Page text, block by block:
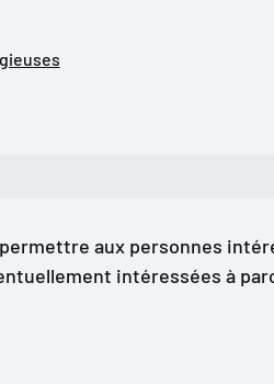
aux personnes
intéressées à